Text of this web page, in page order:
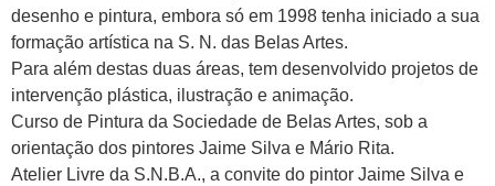
desenho e pintura, embora só em 1998 tenha iniciado a sua
formação artística na S. N. das Belas Artes.
Para além destas duas áreas, tem desenvolvido projetos de
intervenção plástica, ilustração e animação.
Curso de Pintura da Sociedade de Belas Artes, sob a
orientação dos pintores Jaime Silva e Mário Rita.
Atelier Livre da S.N.B.A., a convite do pintor Jaime Silva e